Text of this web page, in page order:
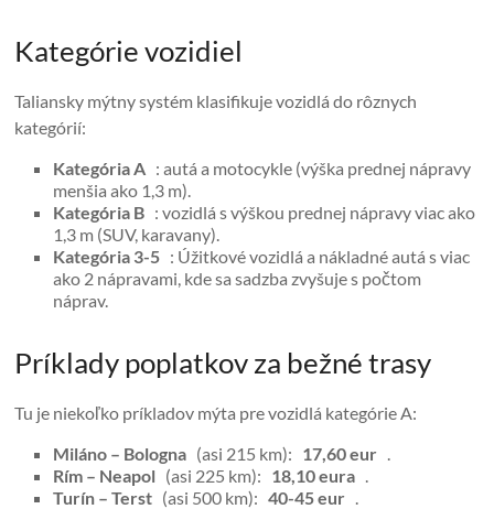
Kategórie vozidiel
Taliansky mýtny systém klasifikuje vozidlá do rôznych
kategórií:
Kategória A : autá a motocykle (výška prednej nápravy
menšia ako 1,3 m).
Kategória B : vozidlá s výškou prednej nápravy viac ako
1,3 m (SUV, karavany).
Kategória 3-5 : Úžitkové vozidlá a nákladné autá s viac
ako 2 nápravami, kde sa sadzba zvyšuje s počtom
náprav.
Príklady poplatkov za bežné trasy
Tu je niekoľko príkladov mýta pre vozidlá kategórie A:
Miláno – Bologna (asi 215 km): 17,60 eur .
Rím – Neapol (asi 225 km): 18,10 eura .
Turín – Terst (asi 500 km):40-45 eur .